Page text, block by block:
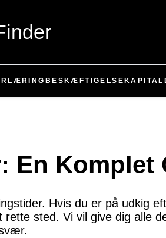
LÆRING BESKÆFTIGELSE KAPITAL
En Komplet
Hvis du er på udkig
sted. Vi vil give dig alle